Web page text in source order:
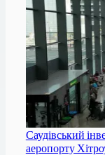
Саудівський
аеропорту